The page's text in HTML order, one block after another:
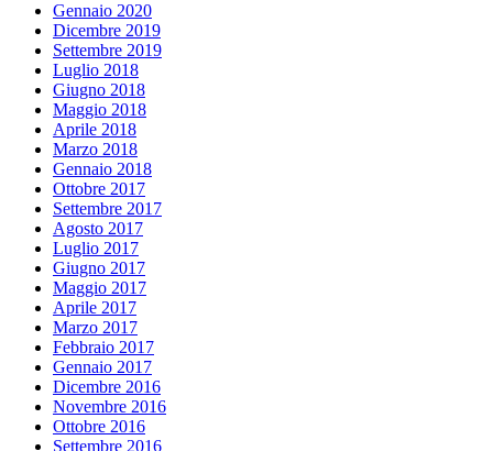
Gennaio 2020
Dicembre 2019
Settembre 2019
Luglio 2018
Giugno 2018
Maggio 2018
Aprile 2018
Marzo 2018
Gennaio 2018
Ottobre 2017
Settembre 2017
Agosto 2017
Luglio 2017
Giugno 2017
Maggio 2017
Aprile 2017
Marzo 2017
Febbraio 2017
Gennaio 2017
Dicembre 2016
Novembre 2016
Ottobre 2016
Settembre 2016